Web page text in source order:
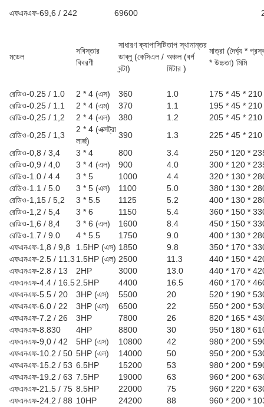
এফএনএফ-69,6 / 242 69600
মডেল
সবিস্তার
বিবরণী
সাধারণ ক্যাপাসিটি
ডাব্লু (কেসিএল /
ঘন্টা)
তাপ স্থানান্তর
অঞ্চল (বর্গ
মিটার )
মাত্রা (দৈর্ঘ্য *
* উচ্চতা) মিমি
রেডিও-0.25 / 1.0 2 * 4 (এস) 360 1.0
175 * 45 * 210
রেডিও-0.25 / 1.1
2 * 4 (এম) 370 1.1
195 * 45 * 210
রেডিও-0,25 / 1,2
2 * 4 (এল) 380 1.2
205 * 45 * 210
রেডিও-0,25 / 1,3
2 * 4 (এক্সট্রা
লার্জ)
390 1.3
225 * 45 * 210
রেডিও-0,8 / 3,4
3 * 4 800 3.4
250 * 120 *
রেডিও-0,9 / 4,0
3 * 4 (এল) 900 4.0
300 * 120 *
রেডিও-1.0 / 4.4
3 * 5 1000 4.4
320 * 130 *
রেডিও-1.1 / 5.0
3 * 5 (এল) 1100 5.0
380 * 130 *
রেডিও-1,15 / 5,2
3 * 5.5 1125 5.2
400 * 130 *
রেডিও-1,2 / 5,4
3 * 6 1150 5.4
360 * 150 *
রেডিও-1,6 / 8,4
3 * 6 (এল) 1600 8.4
450 * 150 *
রেডিও-1.7 / 9.0
4 * 5.5 1750 9.0
400 * 130 *
এফএনএফ-1,8 / 9,8
1.5HP (এস) 1850 9.8
350 * 170 *
এফএনএফ-2.5 / 11.3 1.5HP (এল) 2500 11.3
440 * 150 *
এফএনএফ-2.8 / 13
2HP 3000 13.0
440 * 170 *
এফএনএফ-4.4 / 16.52.5HP 4400 16.5
460 * 170 *
এফএনএফ-5.5 / 20
3HP (এস) 5500 20
520 * 190 *
এফএনএফ-6.0 / 22
3HP (এল) 6500 22
550 * 200 *
এফএনএফ-7.2 / 26
3HP 7800 26
820 * 165 *
এফএনএফ-8.830
4HP 8800 30
950 * 180 *
এফএনএফ-9,0 / 42
5HP (এস) 10800 42
980 * 200 *
এফএনএফ-10.2 / 50 5HP (এল) 14000 50
950 * 200 *
এফএনএফ-15.2 / 53 6.5HP 15200 53
980 * 200 *
এফএনএফ-19.2 / 63 7.5HP 19000 63
960 * 200 *
এফএনএফ-21.5 / 75 8.5HP 22000 75
960 * 220 *
এফএনএফ-24.2 / 88 10HP 24200 88
960 * 200 *